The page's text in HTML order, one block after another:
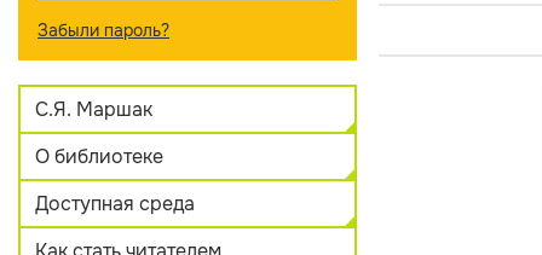
Забыли пароль?
С.Я. Маршак
О библиотеке
Доступная среда